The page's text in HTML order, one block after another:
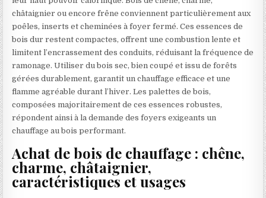
châtaignier ou encore frêne conviennent particulièrement aux
poêles, inserts et cheminées à foyer fermé. Ces essences de
bois dur restent compactes, offrent une combustion lente et
limitent l’encrassement des conduits, réduisant la fréquence de
ramonage. Utiliser du bois sec, bien coupé et issu de forêts
gérées durablement, garantit un chauffage efficace et une
flamme agréable durant l’hiver. Les palettes de bois,
composées majoritairement de ces essences robustes,
répondent ainsi à la demande des foyers exigeants un
chauffage au bois performant.
Achat de bois de chauffage : chêne,
charme, châtaignier,
caractéristiques et usages